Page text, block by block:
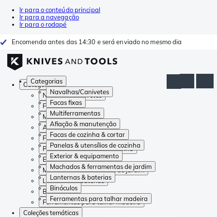
Ir para o conteúdo principal
Ir para a navegação
Ir para o rodapé
Encomenda antes das 14:30 e será enviado no mesmo dia
Categorias
Navalhas/Canivetes
Facas fixas
Multiferramentas
Afiação & manutenção
Facas de cozinha & cortar
Panelas & utensílios de cozinha
Exterior & equipamento
Machados & ferramentas de jardim
Lanternas & baterias
Binóculos
Ferramentas para talhar madeira
Categorias
Navalhas/Canivetes
Facas fixas
Multiferramentas
Afiação & manutenção
Facas de cozinha & cortar
Panelas & utensílios de cozinha
Exterior & equipamento
Machados & ferramentas de jardim
Lanternas & baterias
Binóculos
Ferramentas para talhar madeira
Coleções temáticas